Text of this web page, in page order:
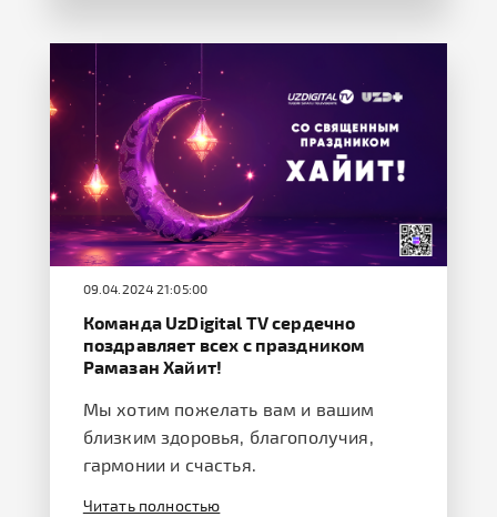
09.04.2024 21:05:00
Команда UzDigital TV сердечно
поздравляет всех с праздником
Рамазан Хайит!
Мы хотим пожелать вам и вашим
близким здоровья, благополучия,
гармонии и счастья.
Читать полностью